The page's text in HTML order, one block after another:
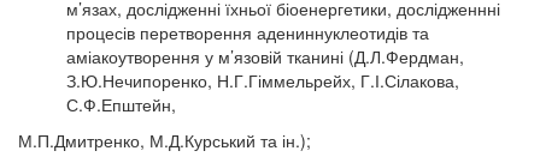
м’язах, дослідженні їхньої біоенергетики, дослідженнні
процесів перетворення адениннуклеотидів та
аміакоутворення у м’язовій тканині (Д.Л.Фердман,
З.Ю.Нечипоренко, Н.Г.Гіммельрейх, Г.І.Сілакова,
С.Ф.Епштейн,
М.П.Дмитренко, М.Д.Курський та ін.);